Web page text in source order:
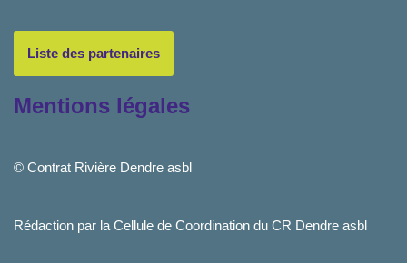
Liste des partenaires
Mentions légales
© Contrat Rivière Dendre asbl
Rédaction par la Cellule de Coordination du CR Dendre asbl